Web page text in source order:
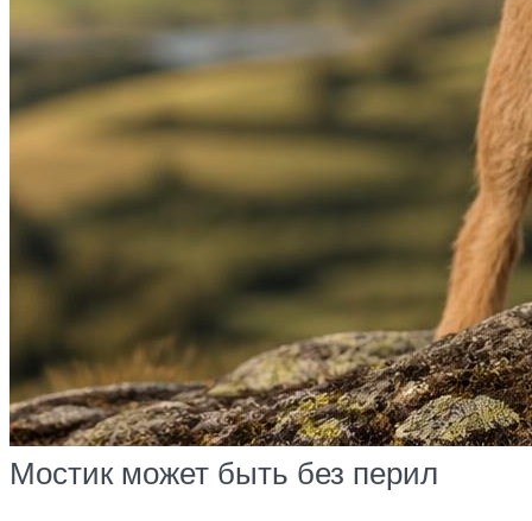
Мостик может быть без перил